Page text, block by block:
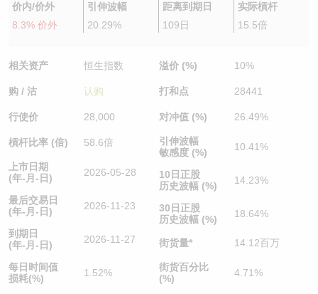
价内/价外
8.3% 价外
引伸波幅
20.29%
距离到期日
109日
实际槓杆
15.5倍
相关资产 恒生指数
购 / 沽 认购
行使价 28,000
槓杆比率 (倍) 58.6倍
上市日期
(年-月-日)
2026-05-28
最后交易日
(年-月-日)
2026-11-23
到期日
(年-月-日)
2026-11-27
每日时间值
损耗(%)
1.52%
溢价 (%) 10%
打和点 28441
对冲值 (%) 26.49%
引伸波幅
敏感度 (%)
10.41%
10日正股
历史波幅 (%)
14.23%
30日正股
历史波幅 (%)
18.64%
街货量* 14.12百万
街货百分比
(%)
4.71%